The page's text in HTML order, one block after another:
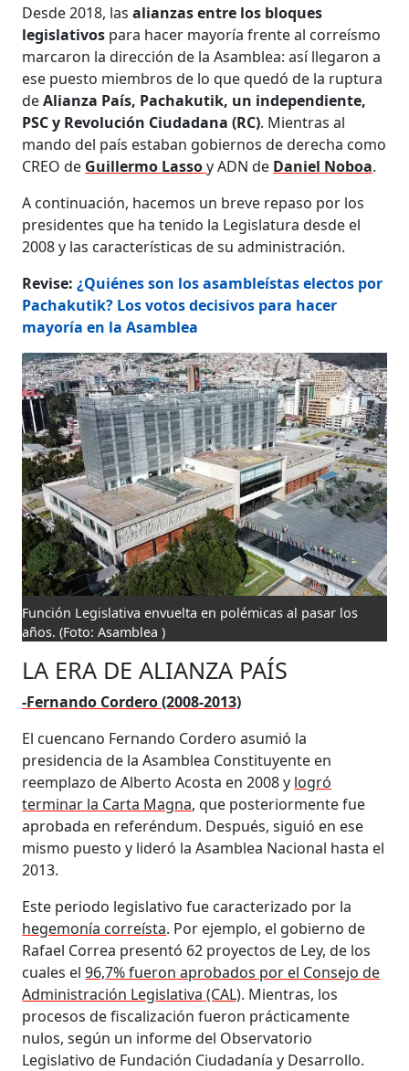
Desde 2018, lasalianzas entre los bloques
legislativos para hacer mayoría frente al correísmo
marcaron la dirección de la Asamblea: así llegaron a
ese puesto miembros de lo que quedó de la ruptura
deAlianza País, Pachakutik, un independiente,
PSC y Revolución Ciudadana (RC). Mientras al
mando del país estaban gobiernos de derecha como
CREO de Guillermo Lassoy ADN de Daniel Noboa.
A continuación, hacemos un breve repaso por los
presidentes que ha tenido la Legislatura desde el
2008 y las características de su administración.
Revise:¿Quiénes son los asambleístas electos por
Pachakutik? Los votos decisivos para hacer
mayoría en la Asamblea
Función Legislativa envuelta en polémicas al pasar los
años.(Foto: Asamblea )
LA ERA DE ALIANZA PAÍS
-Fernando Cordero (2008-2013)
El cuencano Fernando Cordero asumió la
presidencia de la Asamblea Constituyente en
reemplazo de Alberto Acosta en 2008 y logró
terminar la Carta Magna, que posteriormente fue
aprobada en referéndum. Después, siguió en ese
mismo puesto y lideró la Asamblea Nacional hasta el
2013.
Este periodo legislativo fue caracterizado por la
hegemonía correísta. Por ejemplo, el gobierno de
Rafael Correa presentó 62 proyectos de Ley, de los
cuales el96,7% fueron aprobados por el Consejo de
Administración Legislativa (CAL). Mientras, los
procesos de fiscalización fueron prácticamente
nulos, según un informe del Observatorio
Legislativo de Fundación Ciudadanía y Desarrollo.